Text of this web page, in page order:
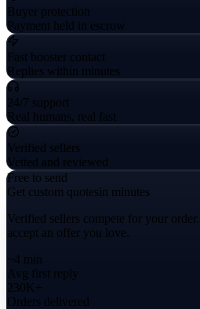
Buyer protection
Payment held in escrow
Fast booster contact
Replies within minutes
24/7 support
Real humans, real fast
Verified sellers
Vetted and reviewed
Free to send
Get custom quotesin minutes
Verified sellers compete for your
accept an offer you love.
~4 min
Avg first reply
230K+
Orders delivered